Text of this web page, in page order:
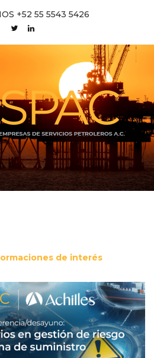
+52 55 5543 5426
de interés